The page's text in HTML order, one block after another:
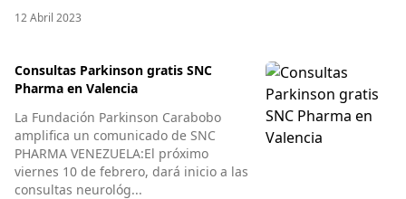
12 Abril 2023
Consultas Parkinson gratis SNC
Pharma en Valencia
La Fundación Parkinson Carabobo
amplifica un comunicado de SNC
PHARMA VENEZUELA:El próximo
viernes 10 de febrero, dará inicio a las
consultas neurológ...